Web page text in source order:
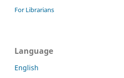
For Librarians
Language
English